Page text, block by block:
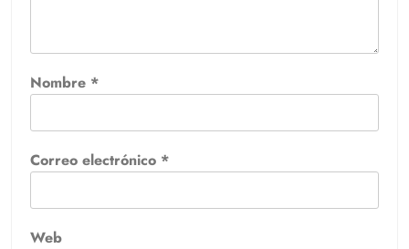
Nombre *
Correo electrónico *
Web